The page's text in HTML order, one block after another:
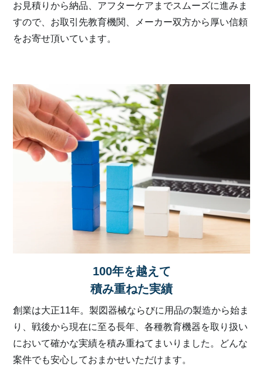
お見積りから納品、アフターケアまでスムーズに進みま
すので、お取引先教育機関、メーカー双方から厚い信頼
をお寄せ頂いています。
100年を越えて
積み重ねた実績
創業は大正11年。製図器械ならびに用品の製造から始ま
り、戦後から現在に至る長年、各種教育機器を取り扱い
において確かな実績を積み重ねてまいりました。どんな
案件でも安心しておまかせいただけます。